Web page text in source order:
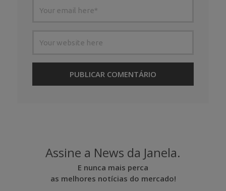
Assine a News da Janela.
E nunca mais perca
as melhores notícias do mercado!